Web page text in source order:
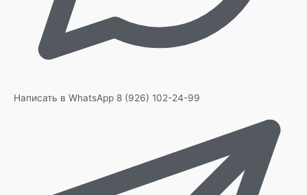
Написать в WhatsApp 8 (926) 102-24-99